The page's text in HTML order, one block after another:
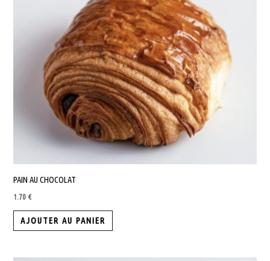
être
choisies
sur
la
page
du
produit
PAIN AU CHOCOLAT
1.70€
AJOUTER AU PANIER